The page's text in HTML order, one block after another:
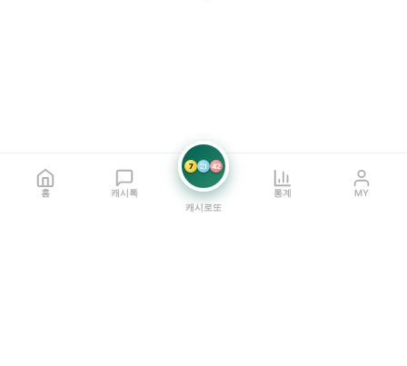
홈 캐시톡
7 21 42
캐시로또
통계 MY